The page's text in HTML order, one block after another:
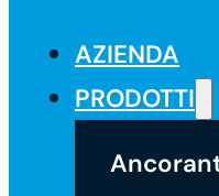
AZIENDA
PRODOTTI